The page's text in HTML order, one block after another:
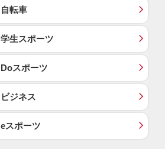
自転車
学生スポーツ
Doスポーツ
ビジネス
eスポーツ